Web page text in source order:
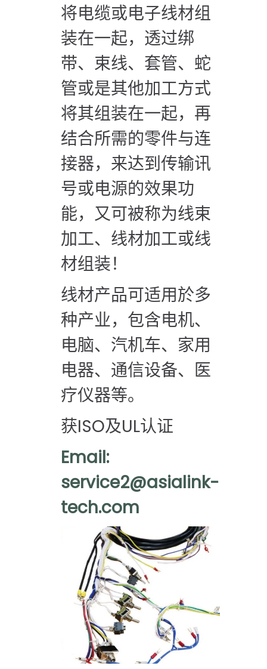
将电缆或电子线材组
装在一起，透过绑
带、束线、套管、蛇
管或是其他加工方式
将其组装在一起，再
结合所需的零件与连
接器，来达到传输讯
号或电源的效果功
能，又可被称为线束
加工、线材加工或线
材组装！
线材产品可适用於多
种产业，包含电机、
电脑、汽机车、家用
电器、通信设备、医
疗仪器等。
获ISO及UL认证
Email:
service2@asialink-
tech.com